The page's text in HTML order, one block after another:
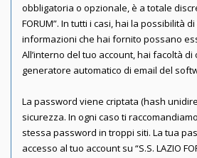
obbligatoria o opzionale, è a totale
FORUM”. In tutti i casi, hai la possibilità
informazioni che hai fornito possano
All’interno del tuo account, hai facoltà
generatore automatico di email del
La password viene criptata (hash
sicurezza. In ogni caso ti
stessa password in troppi siti. La tua
accesso al tuo account su “S.S. LAZIO